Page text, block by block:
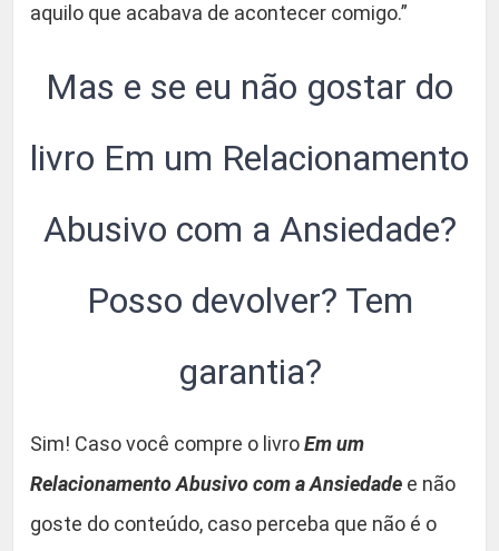
aquilo que acabava de acontecer comigo.”
Mas e se eu não gostar do
livro Em um Relacionamento
Abusivo com a Ansiedade?
Posso devolver? Tem
garantia?
Sim! Caso você compre o livroEm um
Relacionamento Abusivo com a Ansiedade e não
goste do conteúdo, caso perceba que não é o